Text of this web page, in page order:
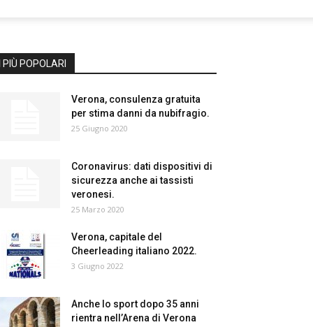
I PIÙ POPOLARI
Verona, consulenza gratuita
per stima danni da nubifragio.
25 Giugno 2020
Coronavirus: dati dispositivi di
sicurezza anche ai tassisti
veronesi.
25 Marzo 2020
Verona, capitale del
Cheerleading italiano 2022.
3 Giugno 2022
Anche lo sport dopo 35 anni
rientra nell’Arena di Verona